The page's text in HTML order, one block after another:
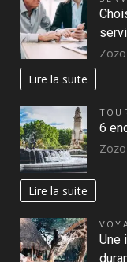
Zozo
Lire la suite
6
Zozo
Lire la suite
Une